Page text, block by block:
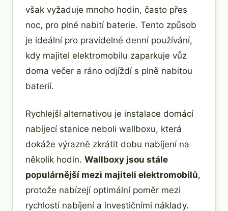
však vyžaduje mnoho hodin, často přes
noc, pro plné nabití baterie. Tento způsob
je ideální pro pravidelné denní používání,
kdy majitel elektromobilu zaparkuje vůz
doma večer a ráno odjíždí s plně nabitou
baterií.
Rychlejší alternativou je instalace domácí
nabíjecí stanice neboli wallboxu, která
dokáže výrazně zkrátit dobu nabíjení na
několik hodin. Wallboxy jsou stále
populárnější mezi majiteli elektromobilů,
protože nabízejí optimální poměr mezi
rychlostí nabíjení a investičními náklady.